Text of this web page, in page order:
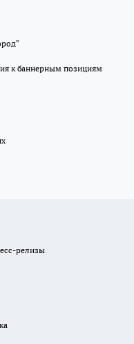
к баннерным позициям
релизы